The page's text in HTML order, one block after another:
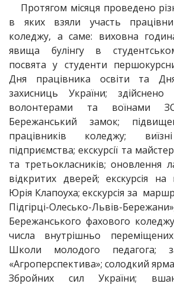
Протягом місяця проведено
в яких взяли участь
коледжу, а саме: виховна
явища булінгу в
посвята у студенти
Дня працівника освіти та
захисниць України; здійснено
волонтерами та воїнами
Бережанський замок;
працівників коледжу;
підприємства; екскурсії та
та третьокласників; оновлення
відкритих дверей; екскурсія на
Юрія Клапоуха; екскурсія за
Підгірці-Олесько-Львів-
Бережанського фахового
числа внутрішньо переміщених
Школи молодого педагога;
«Агроперспектива»; солодкий
Збройних сил України;